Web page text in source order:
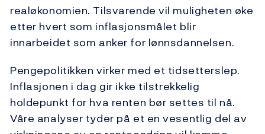
realøkonomien. Tilsvarende vil muligheten øke
etter hvert som inflasjonsmålet blir
innarbeidet som anker for lønnsdannelsen.
Pengepolitikken virker med et tidsetterslep.
Inflasjonen i dag gir ikke tilstrekkelig
holdepunkt for hva renten bør settes til nå.
Våre analyser tyder på et en vesentlig del av